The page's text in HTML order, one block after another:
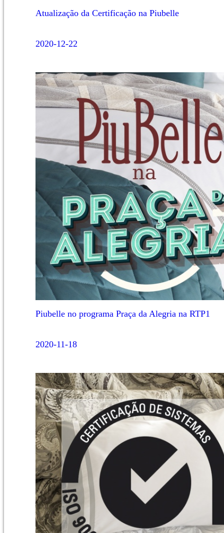
Atualização da Certificação na Piubelle
2020-12-22
Piubelle no programa Praça da Alegria na RTP1
2020-11-18